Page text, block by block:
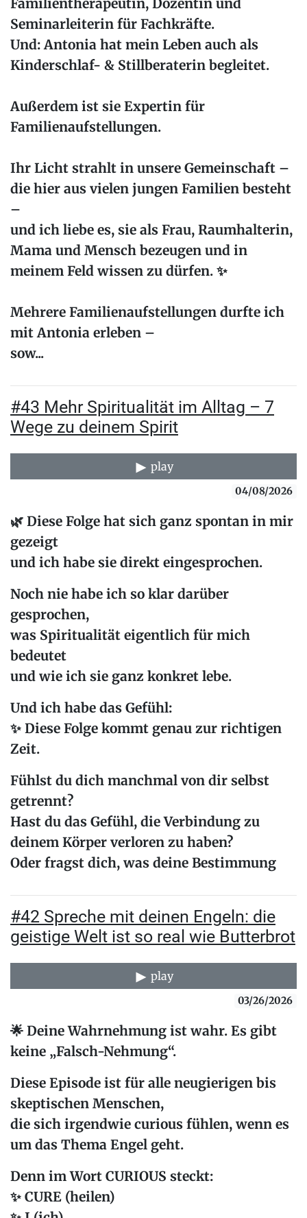
Familientherapeutin, Dozentin und
Seminarleiterin für Fachkräfte.
Und: Antonia hat mein Leben auch als
Kinderschlaf- & Stillberaterin begleitet.
Außerdem ist sie Expertin für
Familienaufstellungen.
Ihr Licht strahlt in unsere Gemeinschaft –
die hier aus vielen jungen Familien besteht
–
und ich liebe es, sie als Frau, Raumhalterin,
Mama und Mensch bezeugen und in
meinem Feld wissen zu dürfen. ✨
Mehrere Familienaufstellungen durfte ich
mit Antonia erleben –
sow...
#43 Mehr Spiritualität im Alltag – 7
Wege zu deinem Spirit
play
04/08/2026
🌿 Diese Folge hat sich ganz spontan in mir
gezeigt
und ich habe sie direkt eingesprochen.
Noch nie habe ich so klar darüber
gesprochen,
was Spiritualität eigentlich für mich
bedeutet
und wie ich sie ganz konkret lebe.
Und ich habe das Gefühl:
✨ Diese Folge kommt genau zur richtigen
Zeit.
Fühlst du dich manchmal von dir selbst
getrennt?
Hast du das Gefühl, die Verbindung zu
deinem Körper verloren zu haben?
Oder fragst dich, was deine Bestimmung
#42 Spreche mit deinen Engeln: die
geistige Welt ist so real wie Butterbrot
play
03/26/2026
🌟 Deine Wahrnehmung ist wahr. Es gibt
keine „Falsch-Nehmung“.
Diese Episode ist für alle neugierigen bis
skeptischen Menschen,
die sich irgendwie curious fühlen, wenn es
um das Thema Engel geht.
Denn im Wort CURIOUS steckt:
✨ CURE (heilen)